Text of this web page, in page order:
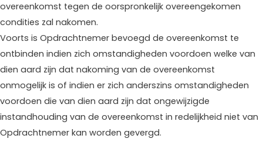
overeenkomst tegen de oorspronkelijk overeengekomen
condities zal nakomen.
Voorts is Opdrachtnemer bevoegd de overeenkomst te
ontbinden indien zich omstandigheden voordoen welke van
dien aard zijn dat nakoming van de overeenkomst
onmogelijk is of indien er zich anderszins omstandigheden
voordoen die van dien aard zijn dat ongewijzigde
instandhouding van de overeenkomst in redelijkheid niet van
Opdrachtnemer kan worden gevergd.